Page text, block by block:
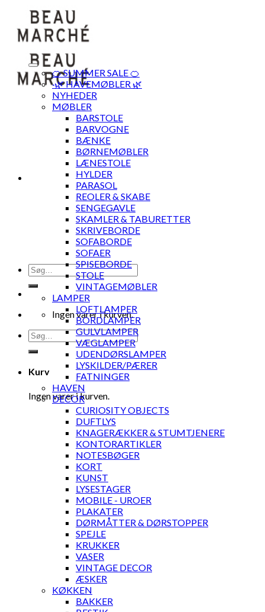
content
Søg
efter:
Ingen varer i kurven.
Søg
efter:
Kurv
Ingen varer i kurven.
🍊 SUMMER SALE 🍊
·🌿 HAVEMØBLER 🌿
NYHEDER
MØBLER
BARSTOLE
BARVOGNE
BÆNKE
BØRNEMØBLER
LÆNESTOLE
HYLDER
PARASOL
REOLER & SKABE
SENGEGAVLE
SKAMLER & TABURETTER
SKRIVEBORDE
SOFABORDE
SOFAER
SPISEBORDE
STOLE
VINTAGEMØBLER
LAMPER
LOFTLAMPER
BORDLAMPER
GULVLAMPER
VÆGLAMPER
UDENDØRSLAMPER
LYSKILDER/PÆRER
FATNINGER
HAVEN
DECOR
CURIOSITY OBJECTS
DUFTLYS
KNAGERÆKKER & STUMTJENERE
KONTORARTIKLER
NOTESBØGER
KORT
KUNST
LYSESTAGER
MOBILE - UROER
PLAKATER
DØRMÅTTER & DØRSTOPPER
SPEJLE
KRUKKER
VASER
VINTAGE DECOR
ÆSKER
KØKKEN
BAKKER